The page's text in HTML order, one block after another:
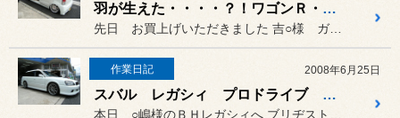
羽が生えた・・・・？！ワゴンＲ・・・
先日 お買上げいただきました 吉○様 ガルウイングキット！
作業日記 2008年6月25日
スバル レガシィ プロドライブ 取り付け♪